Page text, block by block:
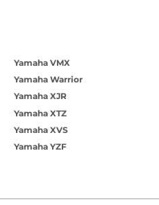
Yamaha VMX
Yamaha Warrior
Yamaha XJR
Yamaha XTZ
Yamaha XVS
Yamaha YZF